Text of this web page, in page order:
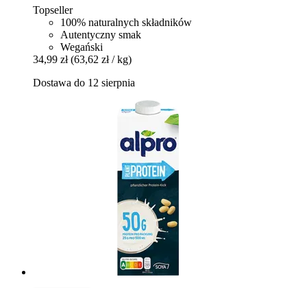
Topseller
100% naturalnych składników
Autentyczny smak
Wegański
34,99 zł (63,62 zł / kg)
Dostawa do 12 sierpnia